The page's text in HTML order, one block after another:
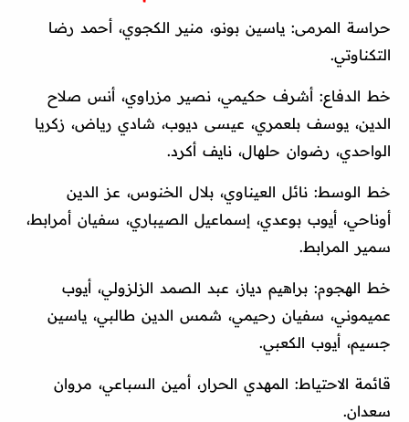
حراسة المرمى: ياسين بونو، منير الكجوي، أحمد رضا
التكناوتي.
خط الدفاع: أشرف حكيمي، نصير مزراوي، أنس صلاح
الدين، يوسف بلعمري، عيسى ديوب، شادي رياض، زكريا
الواحدي، رضوان حلهال، نايف أكرد.
خط الوسط: نائل العيناوي، بلال الخنوس، عز الدين
أوناحي، أيوب بوعدي، إسماعيل الصيباري، سفيان أمرابط،
سمير المرابط.
خط الهجوم: براهيم دياز، عبد الصمد الزلزولي، أيوب
عميموني، سفيان رحيمي، شمس الدين طالبي، ياسين
جسيم، أيوب الكعبي.
قائمة الاحتياط: المهدي الحرار، أمين السباعي، مروان
سعدان.